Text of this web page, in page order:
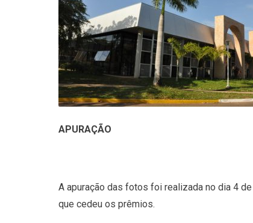
APURAÇÃO
A apuração das fotos foi realizada no dia 4
que cedeu os prêmios.